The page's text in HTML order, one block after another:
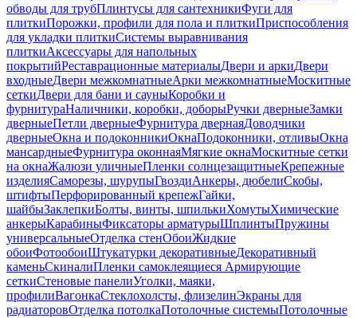
обводы для трубПлинтусы для сантехникиФуги для
плиткиПорожки, профили для пола и плиткиПриспособления
для укладки плиткиСистемы выравнивания
плиткиАксессуары для напольных
покрытийРеставрационные материалыДвери и аркиДвери
входныеДвери межкомнатныеАрки межкомнатныеМоскитные
сеткиДвери для бани и сауныКоробки и
фурнитураНаличники, коробки, доборыРучки дверныеЗамки
дверныеПетли дверныеФурнитура двернаяДоводчики
дверныеОкна и подоконникиОкнаПодоконники, отливыОкна
мансардныеФурнитура оконнаяМягкие окнаМоскитные сетки
на окнаЖалюзи уличныеПленки солнцезащитныеКрепежные
изделияСаморезы, шурупыГвоздиАнкеры, дюбелиСкобы,
штифтыПерфорированный крепежГайки,
шайбыЗаклепкиБолты, винты, шпилькиХомутыХимические
анкерыКарабиныФиксаторы арматурыШплинтыПружины
универсальныеОтделка стенОбоиЖидкие
обоиФотообоиШтукатурки декоративныеДекоративный
каменьСкиналиПленки самоклеящиеся Армирующие
сеткиСтеновые панелиУголки, маяки,
профилиВагонкаСтеклохолсты, флизелинЭкраны для
радиаторовОтделка потолкаПотолочные системыПотолочные